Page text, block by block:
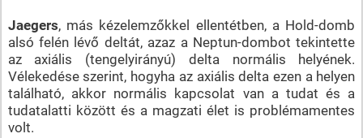
Jaegers, más kézelemzőkkel ellentétben, a Hold-domb
alsó felén lévő deltát, azaz a Neptun-dombot tekintette
az axiális (tengelyirányú) delta normális helyének.
Vélekedése szerint, hogyha az axiális delta ezen a helyen
található, akkor normális kapcsolat van a tudat és a
tudatalatti között és a magzati élet is problémamentes
volt.